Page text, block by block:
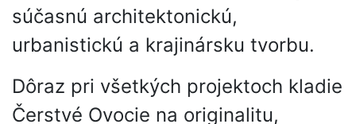
súčasnú architektonickú,
urbanistickú a krajinársku tvorbu.
Dôraz pri všetkých projektoch kladie
Čerstvé Ovocie na originalitu,